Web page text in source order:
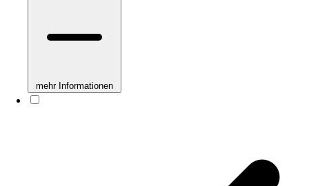
mehr Informationen